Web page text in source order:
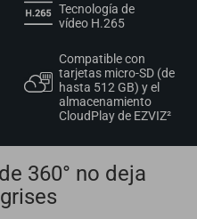
Tecnología de
vídeo H.265
Compatible con
tarjetas micro-SD (de
hasta 512 GB) y el
almacenamiento
CloudPlay de EZVIZ²
360° no deja